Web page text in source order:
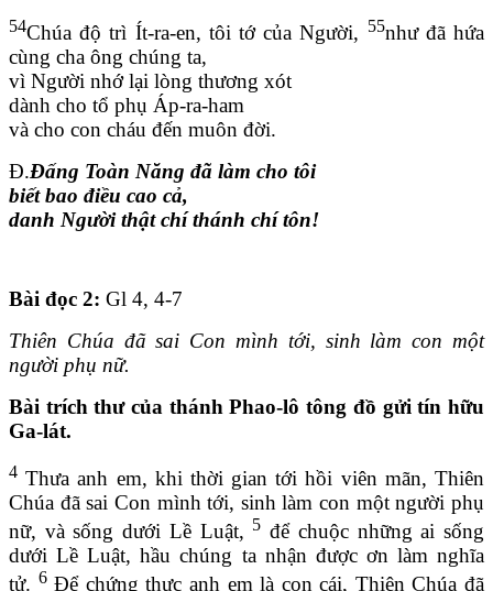
54Chúa độ trì Ít-ra-en, tôi tớ của Người, 55như đã hứa
cùng cha ông chúng ta,
vì Người nhớ lại lòng thương xót
dành cho tổ phụ Áp-ra-ham
và cho con cháu đến muôn đời.
Đ.Đấng Toàn Năng đã làm cho tôi
biết bao điều cao cả,
danh Người thật chí thánh chí tôn!
Bài đọc 2: Gl 4, 4-7
Thiên Chúa đã sai Con mình tới, sinh làm con một
người phụ nữ.
Bài trích thư của thánh Phao-lô tông đồ gửi tín hữu
Ga-lát.
4 Thưa anh em, khi thời gian tới hồi viên mãn, Thiên
Chúa đã sai Con mình tới, sinh làm con một người phụ
nữ, và sống dưới Lề Luật, 5 để chuộc những ai sống
dưới Lề Luật, hầu chúng ta nhận được ơn làm nghĩa
tử. 6Để chứng thực anh em là con cái, Thiên Chúa đã